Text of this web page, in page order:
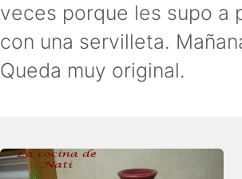
veces porque les supo a
con una servilleta.
Queda muy original.